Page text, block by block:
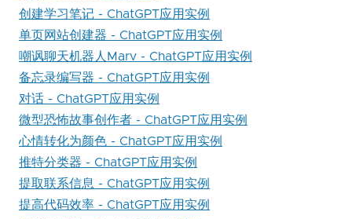
创建学习笔记 - ChatGPT应用实例
单页网站创建器 - ChatGPT应用实例
嘲讽聊天机器人Marv - ChatGPT应用实例
备忘录编写器 - ChatGPT应用实例
对话 - ChatGPT应用实例
微型恐怖故事创作者 - ChatGPT应用实例
心情转化为颜色 - ChatGPT应用实例
推特分类器 - ChatGPT应用实例
提取联系信息 - ChatGPT应用实例
提高代码效率 - ChatGPT应用实例